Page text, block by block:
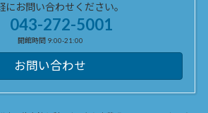
にお問い合わせください。
043-272-5001
開館時間 9:00-21:00
お問い合わせ